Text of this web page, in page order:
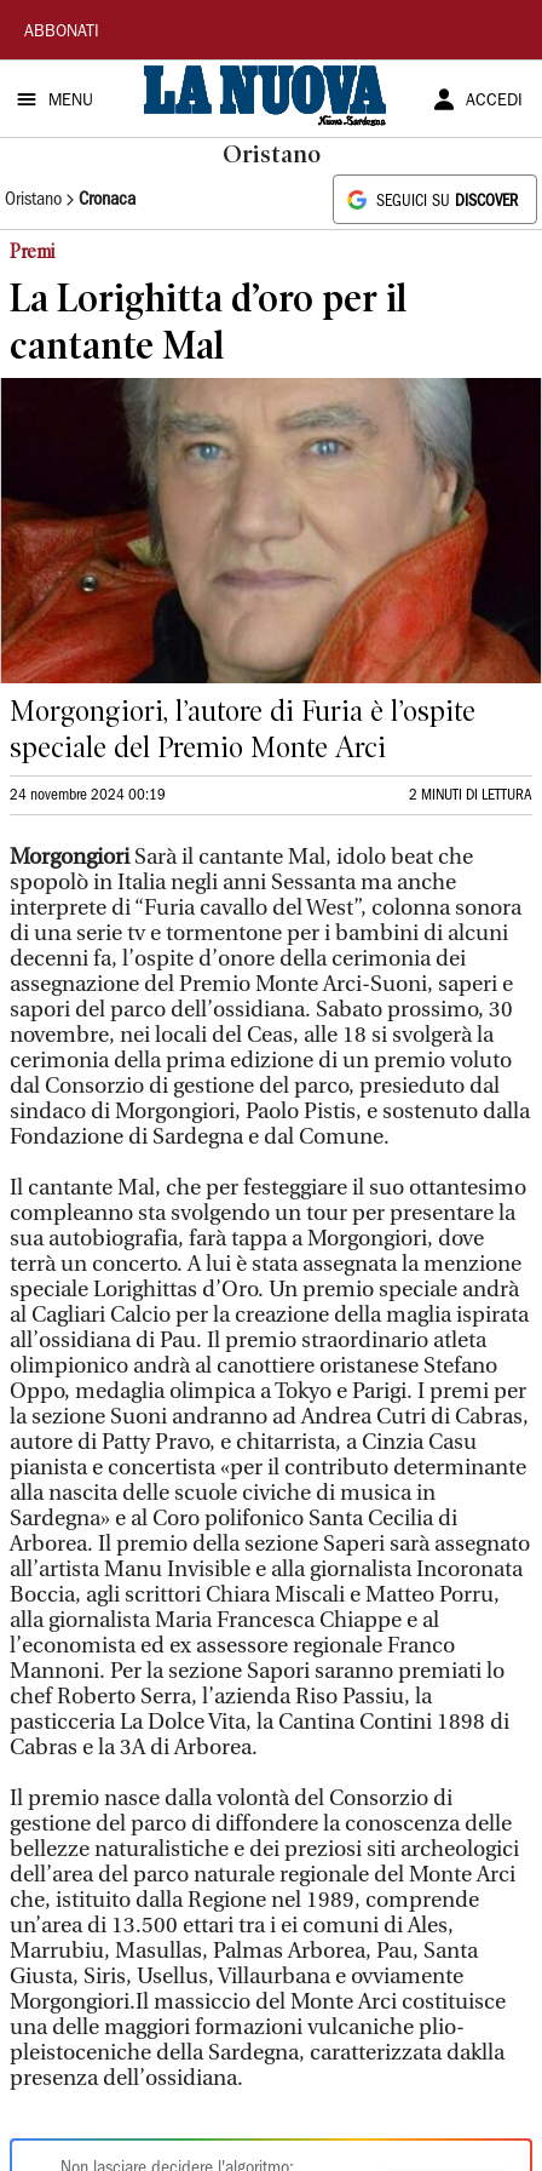
La
Nuova
Sardegna
ABBONATI
MENU ACCEDI
Oristano
Oristano Cronaca SEGUICI SU DISCOVER
Premi
La Lorighitta d’oro per il
cantante Mal
Morgongiori, l’autore di Furia è l’ospite
speciale del Premio Monte Arci
24 novembre 2024 00:19 2 MINUTI DI LETTURA
MorgongioriSarà il cantante Mal, idolo beat che
spopolò in Italia negli anni Sessanta ma anche
interprete di “Furia cavallo del West”, colonna sonora
di una serie tv e tormentone per i bambini di alcuni
decenni fa, l’ospite d’onore della cerimonia dei
assegnazione del Premio Monte Arci-Suoni, saperi e
sapori del parco dell’ossidiana. Sabato prossimo, 30
novembre, nei locali del Ceas, alle 18 si svolgerà la
cerimonia della prima edizione di un premio voluto
dal Consorzio di gestione del parco, presieduto dal
sindaco di Morgongiori, Paolo Pistis, e sostenuto dalla
Fondazione di Sardegna e dal Comune.
Il cantante Mal, che per festeggiare il suo ottantesimo
compleanno sta svolgendo un tour per presentare la
sua autobiografia, farà tappa a Morgongiori, dove
terrà un concerto. A lui è stata assegnata la menzione
speciale Lorighittas d’Oro. Un premio speciale andrà
al Cagliari Calcio per la creazione della maglia ispirata
all’ossidiana di Pau. Il premio straordinario atleta
olimpionico andrà al canottiere oristanese Stefano
Oppo, medaglia olimpica a Tokyo e Parigi. I premi per
la sezione Suoni andranno ad Andrea Cutri di Cabras,
autore di Patty Pravo, e chitarrista, a Cinzia Casu
pianista e concertista «per il contributo determinante
alla nascita delle scuole civiche di musica in
Sardegna» e al Coro polifonico Santa Cecilia di
Arborea. Il premio della sezione Saperi sarà assegnato
all’artista Manu Invisible e alla giornalista Incoronata
Boccia, agli scrittori Chiara Miscali e Matteo Porru,
alla giornalista Maria Francesca Chiappe e al
l’economista ed ex assessore regionale Franco
Mannoni. Per la sezione Sapori saranno premiati lo
chef Roberto Serra, l’azienda Riso Passiu, la
pasticceria La Dolce Vita, la Cantina Contini 1898 di
Cabras e la 3A di Arborea.
Il premio nasce dalla volontà del Consorzio di
gestione del parco di diffondere la conoscenza delle
bellezze naturalistiche e dei preziosi siti archeologici
dell’area del parco naturale regionale del Monte Arci
che, istituito dalla Regione nel 1989, comprende
un’area di 13.500 ettari tra i ei comuni di Ales,
Marrubiu, Masullas, Palmas Arborea, Pau, Santa
Giusta, Siris, Usellus, Villaurbana e ovviamente
Morgongiori.Il massiccio del Monte Arci costituisce
una delle maggiori formazioni vulcaniche plio-
pleistoceniche della Sardegna, caratterizzata daklla
presenza dell’ossidiana.